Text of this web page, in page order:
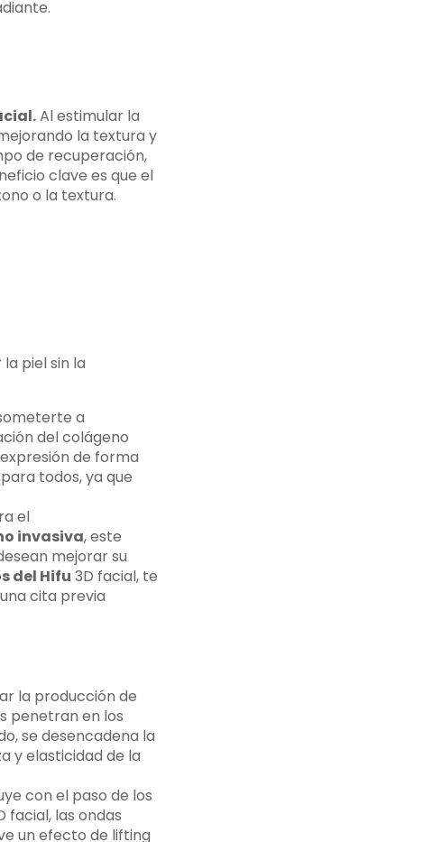
Al estimular la
la textura y
de recuperación,
clave es que el
o la textura.
piel sin la
a
del colágeno
de forma
todos, ya que
el
invasiva, este
mejorar su
del Hifu 3D facial, te
cita previa
la producción de
penetran en los
se desencadena la
y elasticidad de la
con el paso de los
facial, las ondas
un efecto de lifting